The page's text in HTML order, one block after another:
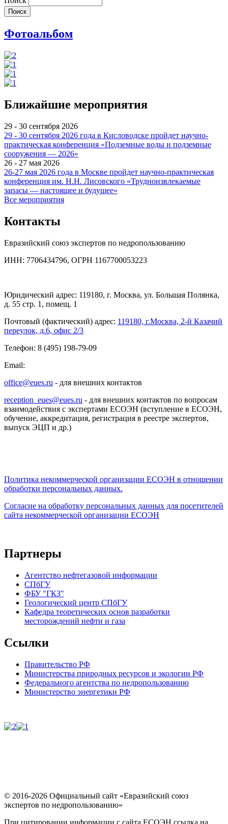
Фотоальбом
Ближайшие мероприятия
29 - 30 сентября 2026
29 - 30 сентября 2026 года в Кисловодске пройдет научно-
практическая конференция «Подземные воды и подземные
сооружения — 2026»
26 - 27 мая 2026
26-27 мая 2026 года в Москве пройдет научно-практическая
конференция им. Н.Н. Лисовского «Трудноизвлекаемые
запасы — настоящее и будущее»
Все мероприятия
Контакты
Евразийский союз экспертов по недропользованию
ИНН: 7706434796, ОГРН 1167700053223
Юридический адрес: 119180, г. Москва, ул. Большая Полянка,
д. 55 стр. 1, помещ. 1
Почтовый (фактический) адрес: 119180, г.Москва, 2-й Казачий
переулок, д.6, офис 2/3
Телефон: 8 (495) 198-79-09
Email:
office@eues.ru - для внешних контактов
reception_eues@eues.ru - для внешних контактов по вопросам
взаимодействия с экспертами ЕСОЭН (вступление в ЕСОЭН,
обучение, аккредитация, регистрация в реестре экспертов,
выпуск ЭЦП и др.)
Политика некоммерческой организации ЕСОЭН в отношении
обработки персональных данных.
Согласие на обработку персональных данных для посетителей
сайта некоммерческой организации ЕСОЭН
Партнеры
Агентство нефтегазовой информации
СПбГУ
ФБУ "ГКЗ"
Геологический центр СПбГУ
Кафедра теоретических основ разработки
месторождений нефти и газа
Ссылки
Правительство РФ
Министерства природных ресурсов и экологии РФ
Федерального агентства по недропользованию
Министерство энергетики РФ
© 2016-2026 Официальный сайт «Евразийский союз
экспертов по недропользованию»